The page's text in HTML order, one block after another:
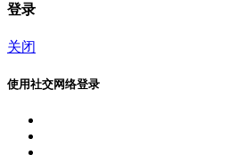
登录
关闭
使用社交网络登录